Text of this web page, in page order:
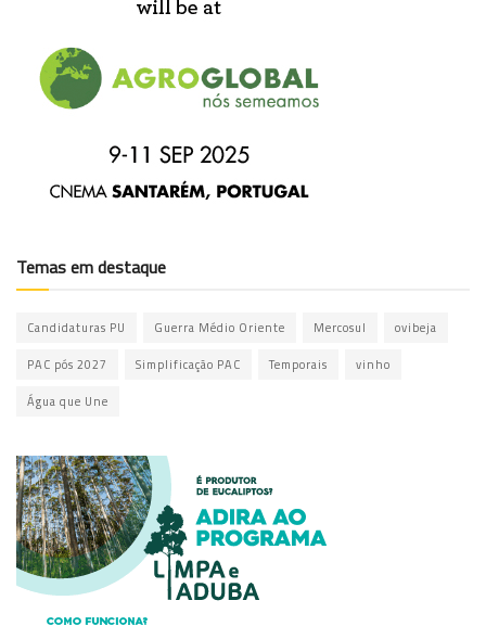
Temas em destaque
Candidaturas PU Guerra Médio Oriente Mercosul ovibeja
PAC pós 2027 Simplificação PAC Temporais vinho
Água que Une